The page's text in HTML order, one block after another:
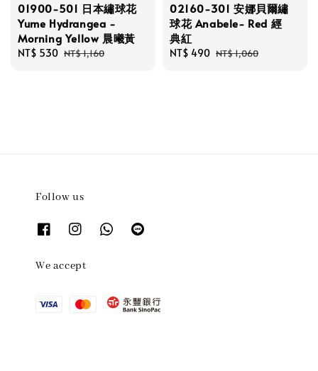
01900-501 日本繡球花
Yume Hydrangea -
Morning Yellow 晨曦黃
Sale
NT$ 530 Regular
NT$ 1,160
02160-301 安娜貝爾繡
球花 Anabele- Red 經
典紅
Sale
NT$ 490 Regular
NT$ 1,060
Follow us
We accept